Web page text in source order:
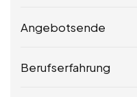
Angebotsende
Berufserfahrung